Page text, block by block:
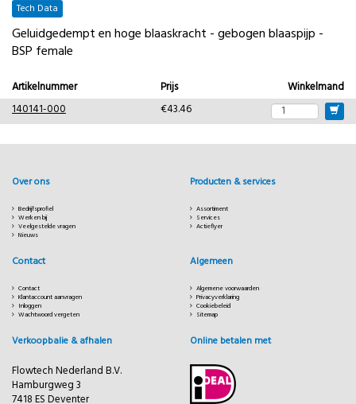
Tech Data
Geluidgedempt en hoge blaaskracht - gebogen blaaspijp -
BSP female
Artikelnummer Prijs
Winkelmand
140141-000
€43.46
Over ons
Bedrijfsprofiel
Werken bij
Veelgestelde vragen
Nieuws
Producten & services
Assortiment
Services
Actieflyer
Contact
Contact
Klantaccount aanvragen
Inloggen
Wachtwoord vergeten
Algemeen
Algemene voorwaarden
Privacyverklaring
Cookiebeleid
Sitemap
Verkoopbalie & afhalen
Flowtech Nederland B.V.
Hamburgweg 3
7418 ES Deventer
Online betalen met